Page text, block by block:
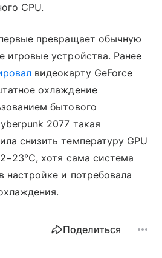
CPU.
превращает обычную
игровые устройства. Ранее
видеокарту GeForce
охлаждение
бытового
2077 такая
снизить температуру GPU
хотя сама система
настройке и потребовала
Поделиться